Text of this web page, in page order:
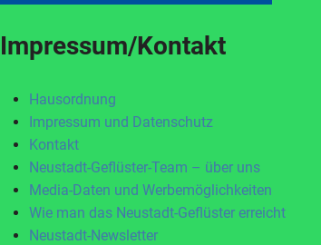
Impressum/Kontakt
Hausordnung
Impressum und Datenschutz
Kontakt
Neustadt-Geflüster-Team – über uns
Media-Daten und Werbemöglichkeiten
Wie man das Neustadt-Geflüster erreicht
Neustadt-Newsletter